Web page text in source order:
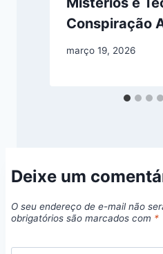
Conspiração
março 19, 2026
Deixe um
O seu endereço de e-mail não
obrigatórios são marcados com *